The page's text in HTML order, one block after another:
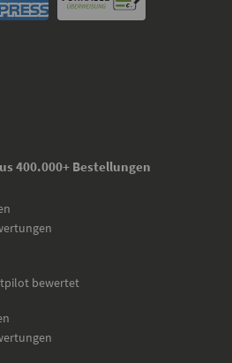
400.000+ Bestellungen
bewertet